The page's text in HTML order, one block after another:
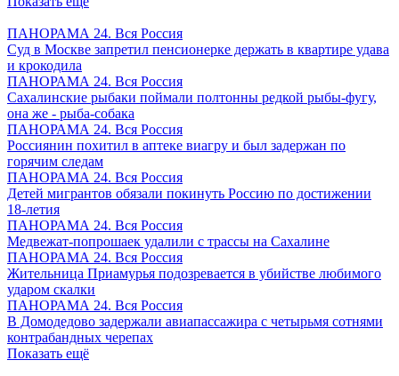
ПАНОРАМА 24. Вся Россия
Суд в Москве запретил пенсионерке держать в квартире удава
и крокодила
ПАНОРАМА 24. Вся Россия
Сахалинские рыбаки поймали полтонны редкой рыбы-фугу,
она же - рыба-собака
ПАНОРАМА 24. Вся Россия
Россиянин похитил в аптеке виагру и был задержан по
горячим следам
ПАНОРАМА 24. Вся Россия
Детей мигрантов обязали покинуть Россию по достижении
18-летия
ПАНОРАМА 24. Вся Россия
Медвежат-попрошаек удалили с трассы на Сахалине
ПАНОРАМА 24. Вся Россия
Жительница Приамурья подозревается в убийстве любимого
ударом скалки
ПАНОРАМА 24. Вся Россия
В Домодедово задержали авиапассажира с четырьмя сотнями
контрабандных черепах
Показать ещё